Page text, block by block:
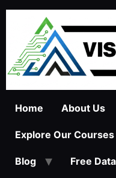
Home About Us
Explore Our Courses
Blog Free